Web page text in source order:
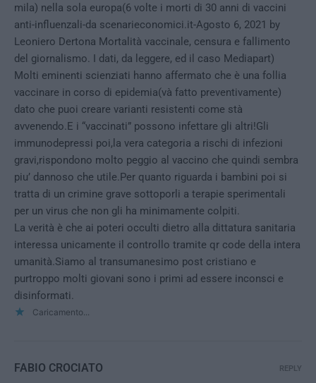
mila) nella sola europa(6 volte i morti di 30 anni di vaccini
anti-influenzali-da scenarieconomici.it-Agosto 6, 2021 by
Leoniero Dertona Mortalità vaccinale, censura e fallimento
del giornalismo. I dati, da leggere, ed il caso Mediapart)
Molti eminenti scienziati hanno affermato che è una follia
vaccinare in corso di epidemia(và fatto preventivamente)
dato che puoi creare varianti resistenti come stà
avvenendo.E i “vaccinati” possono infettare gli altri!Gli
immunodepressi poi,la vera categoria a rischi di infezioni
gravi,rispondono molto peggio al vaccino che quindi sembra
piu’ dannoso che utile.Per quanto riguarda i bambini poi si
tratta di un crimine grave sottoporli a terapie sperimentali
per un virus che non gli ha minimamente colpiti.
La verità è che ai poteri occulti dietro alla dittatura sanitaria
interessa unicamente il controllo tramite qr code della intera
umanità.Siamo al transumanesimo post cristiano e
purtroppo molti giovani sono i primi ad essere inconsci e
disinformati.
Caricamento...
FABIO CROCIATO REPLY